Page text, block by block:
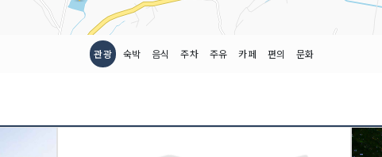
관광 숙박 음식 주차 주유 카페 편의 문화